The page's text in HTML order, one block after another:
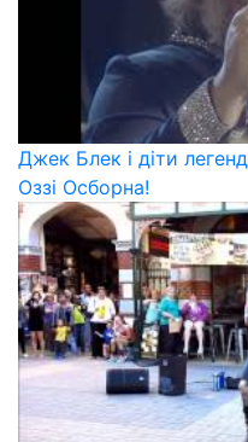
Джек Блек і діти
Оззі Осборна!